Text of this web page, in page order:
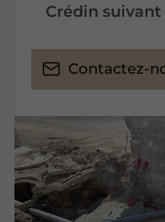
Crédin suivant
Contactez-